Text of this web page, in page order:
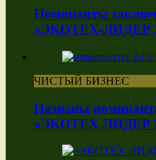
Номинанты
«ЭКОТЕХ-ЛИДЕР
ЧИСТЫЙ БИЗНЕС
Названы
«ЭКОТЕХ-ЛИДЕР